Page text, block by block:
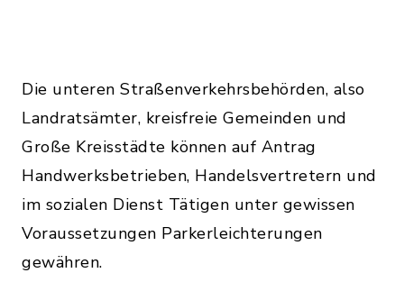
Die unteren Straßenverkehrsbehörden, also
Landratsämter, kreisfreie Gemeinden und
Große Kreisstädte können auf Antrag
Handwerksbetrieben, Handelsvertretern und
im sozialen Dienst Tätigen unter gewissen
Voraussetzungen Parkerleichterungen
gewähren.